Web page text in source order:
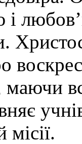
і
місії.